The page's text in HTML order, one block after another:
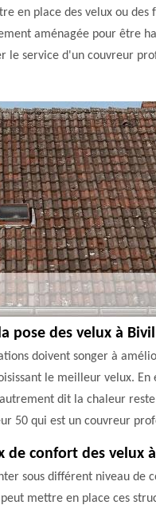
en place des velux ou
aménagée pour être
le service d'un couvreur
pose des velux à
doivent songer à
le meilleur velux.
dit la chaleur
50 qui est un couvreur
de confort des velux
sous différent niveau
mettre en place ces